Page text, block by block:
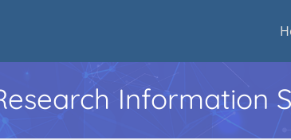
Information